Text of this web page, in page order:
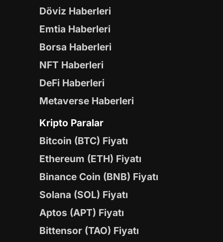
Döviz Haberleri
Emtia Haberleri
Borsa Haberleri
NFT Haberleri
DeFi Haberleri
Metaverse Haberleri
Kripto Paralar
Bitcoin (BTC) Fiyatı
Ethereum (ETH) Fiyatı
Binance Coin (BNB) Fiyatı
Solana (SOL) Fiyatı
Aptos (APT) Fiyatı
Bittensor (TAO) Fiyatı